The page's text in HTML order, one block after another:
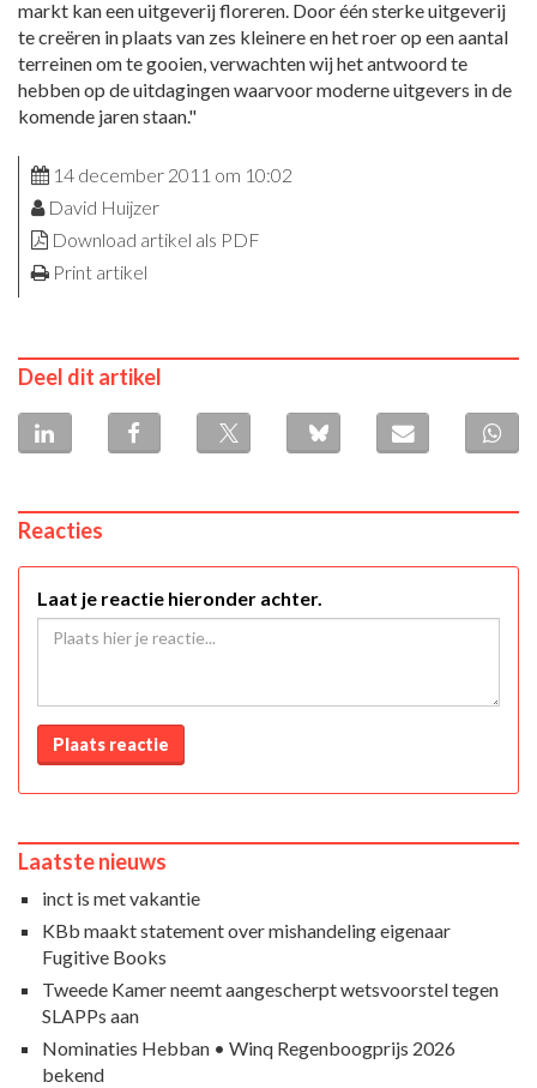
markt kan een uitgeverij floreren. Door één sterke uitgeverij
te creëren in plaats van zes kleinere en het roer op een aantal
terreinen om te gooien, verwachten wij het antwoord te
hebben op de uitdagingen waarvoor moderne uitgevers in de
komende jaren staan."
14 december 2011 om 10:02
David Huijzer
Download artikel als PDF
Print artikel
Deel dit artikel
Reacties
Laat je reactie hieronder achter.
Plaats reactie
Laatste nieuws
inct is met vakantie
KBb maakt statement over mishandeling eigenaar
Fugitive Books
Tweede Kamer neemt aangescherpt wetsvoorstel tegen
SLAPPs aan
Nominaties Hebban • Winq Regenboogprijs 2026
bekend